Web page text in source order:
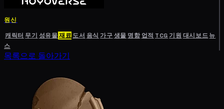
원신
캐릭터 무기 성유물재료도서 음식 가구생물 명함 업적 TCG기원 대시보드뉴
스
목록으로 돌아가기